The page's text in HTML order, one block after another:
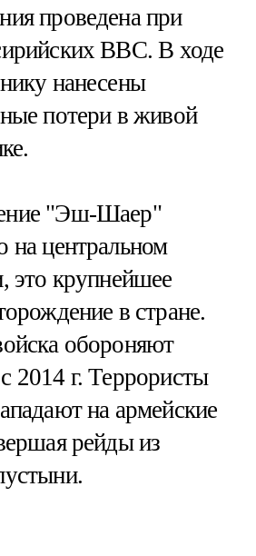
проведена при
ВВС. В ходе
нанесены
потери в живой
"Эш-Шаер"
на центральном
это крупнейшее
в стране.
обороняют
г. Террористы
на армейские
рейды из